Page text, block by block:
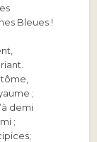
Bleues !
;
demi
;